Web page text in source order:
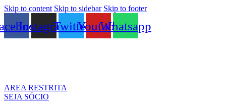
Skip to content Skip to sidebar Skip to footer
InstagramTwitterYoutubeWhatsapp
AREA RESTRITA
SEJA SÓCIO